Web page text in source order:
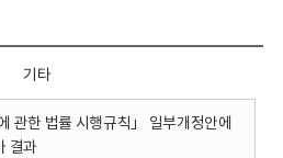
기타
관한 법률 시행규칙」 일부개정안에
결과